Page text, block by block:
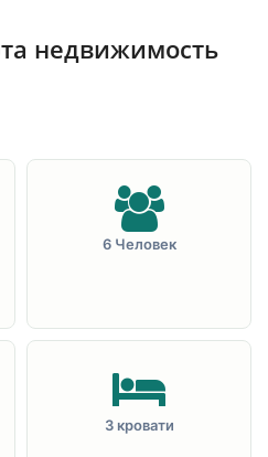
недвижимость
6 Человек
3 кровати